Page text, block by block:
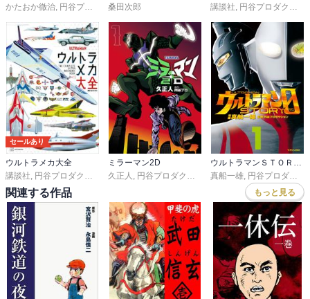
かたおか徹治, 円谷プロダクション 桑田次郎 講談社, 円谷プロダクション
セールあり
ウルトラメカ大全
講談社, 円谷プロダクション
ミラーマン2D
久正人 , 円谷プロダクション
ウルトラマンＳＴＯＲＹ ０
真船一雄, 円谷プロダクション
関連する作品 もっと見る